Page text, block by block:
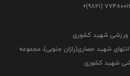
+(9821)
ورزشی شهید کشوری
انتهای شهید حصاری(رازان جنوبی)، مجموعه
شهید کشوری